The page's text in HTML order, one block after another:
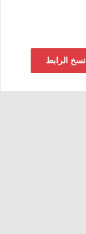
نسخ الرابط